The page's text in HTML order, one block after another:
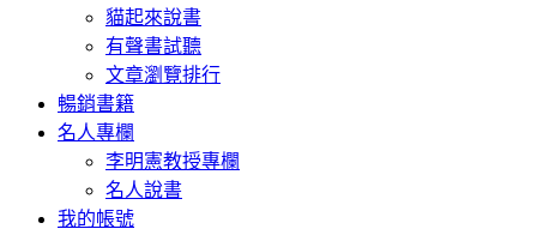
貓起來說書
有聲書試聽
文章瀏覽排行
暢銷書籍
名人專欄
李明憲教授專欄
名人說書
我的帳號